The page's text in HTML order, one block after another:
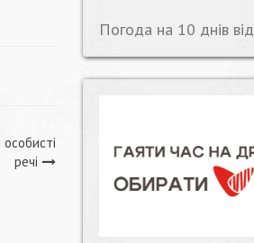
речі
Погода на 10 днів від